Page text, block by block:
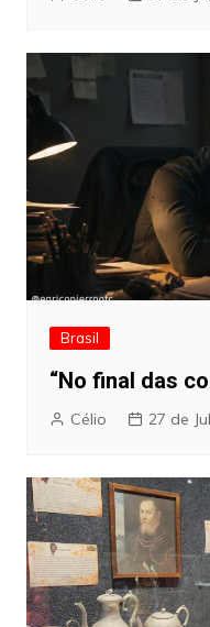
Brasil
“No final das
Célio 27 de